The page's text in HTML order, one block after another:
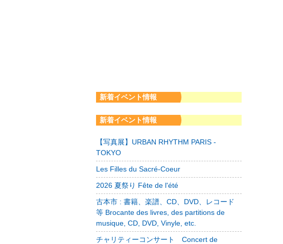
新着イベント情報
新着イベント情報
【写真展】URBAN RHYTHM PARIS -
TOKYO
Les Filles du Sacré-Coeur
2026 夏祭り Fête de l'été
古本市 : 書籍、楽譜、CD、DVD、レコード
等 Brocante des livres, des partitions de
musique, CD, DVD, Vinyle, etc.
チャリティーコンサート Concert de